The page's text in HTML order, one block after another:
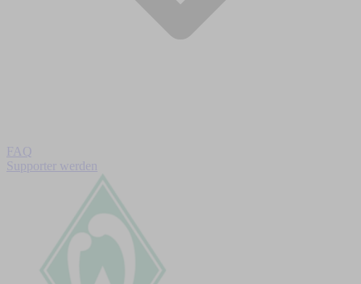
FAQ
Supporter werden